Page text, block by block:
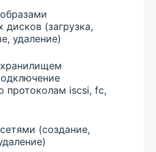
дисков (загрузка,
удаление)
протоколам iscsi, fc,
(создание,